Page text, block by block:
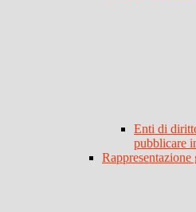
Enti di
pubblicare
Rappresentazione